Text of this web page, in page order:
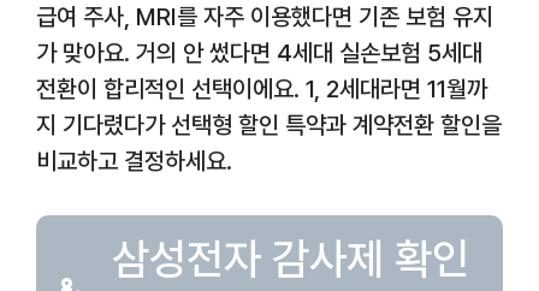
급여 주사, MRI를 자주 이용했다면 기존 보험 유지
가 맞아요. 거의 안 썼다면 4세대 실손보험 5세대
전환이 합리적인 선택이에요. 1, 2세대라면 11월까
지 기다렸다가 선택형 할인 특약과 계약전환 할인을
비교하고 결정하세요.
삼성전자 감사제 확인